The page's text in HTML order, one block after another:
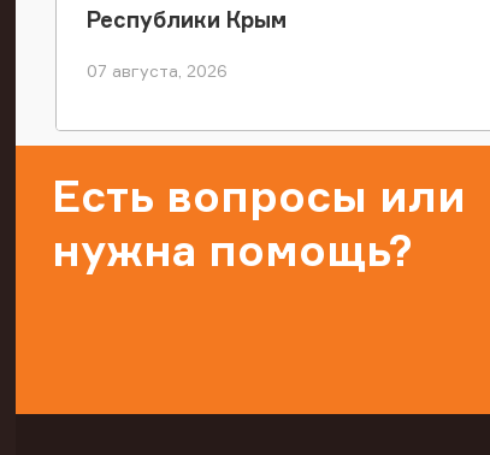
Республики Крым
07 августа, 2026
Есть вопросы или
нужна помощь?